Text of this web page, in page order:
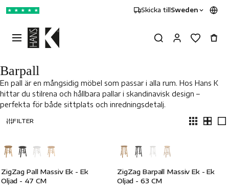
★ ★ ★ ★ ★ Skicka till Sweden
Barpall
En pall är en mångsidig möbel som passar i alla rum. Hos Hans K
hittar du stilrena och hållbara pallar i skandinavisk design –
perfekta för både sittplats och inredningsdetalj.
FILTER
ZigZag Pall Massiv Ek - Ek
Oljad - 47 CM
ZigZag Barpall Massiv Ek - Ek
Oljad - 63 CM